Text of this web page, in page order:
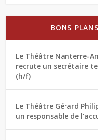
BONS PLANS
Le Théâtre Nanterre-
recrute un secrétaire
(h/f)
Le Théâtre Gérard
un responsable de